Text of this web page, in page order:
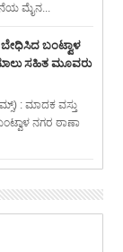
ಮೈನ...
ಬಂಟ್ವಾಳ
ಸಹಿತ ಮೂವರು
: ಮಾದಕ ವಸ್ತು
ನಗರ ಠಾಣಾ